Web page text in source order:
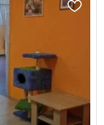
номере есть
отопление и
этому в
и дружелюбная
себя как